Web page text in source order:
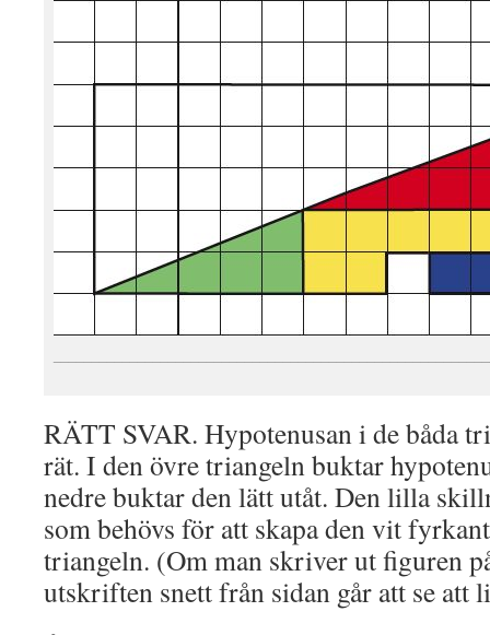
RÄTT SVAR. Hypotenusan i de båda
rät. I den övre triangeln buktar
nedre buktar den lätt utåt. Den lilla
som behövs för att skapa den vit
triangeln. (Om man skriver ut figuren
utskriften snett från sidan går att se att